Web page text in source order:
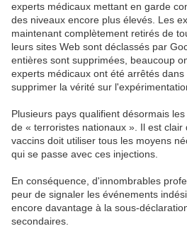
experts médicaux mettant en garde
des niveaux encore plus élevés. Les
maintenant complètement retirés de
leurs sites Web sont déclassés par
entières sont supprimées, beaucoup
experts médicaux ont été arrêtés
supprimer la vérité sur
Plusieurs pays qualifient désormais
de « terroristes nationaux ». Il est
vaccins doit utiliser tous les moyens
qui se passe avec ces injections.
En conséquence, d'innombrables
peur de signaler les événements
encore davantage à la sous-
secondaires.